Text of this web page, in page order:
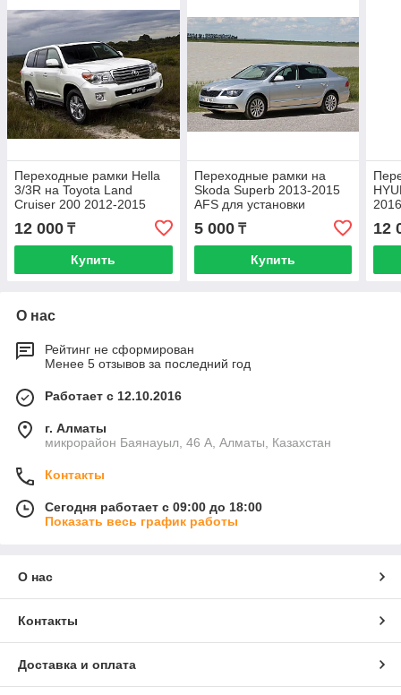
Переходные рамки Hella
3/3R на Toyota Land
Cruiser 200 2012-2015
Lexus LX570 High Light
Lexus LS460 High
12 000 ₸
Купить
Переходные рамки на
Skoda Superb 2013-2015
AFS для установки
модулей Hella 3/3R
5 000₸
Купить
12
О нас
Рейтинг не сформирован
Менее 5 отзывов за последний год
Работает с 12.10.2016
г. Алматы
микрорайон Баянауыл, 46 А, Алматы, Казахстан
Контакты
Сегодня работает с 09:00 до 18:00
Показать весь график работы
О нас
Контакты
Доставка и оплата